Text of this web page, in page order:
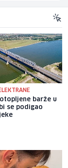
barže u
se podigao